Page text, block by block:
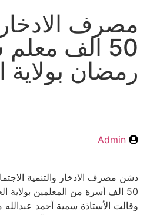
مصرف
50 الف
رمضان
Admin
دشن مصرف الادخار والتنمية
50 الف أسرة من المعلمين بولاية الخرطوم
وقالت الأستاذة سمية أحمد